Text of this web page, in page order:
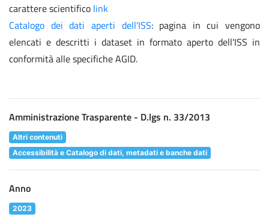
carattere scientifico link
Catalogo dei dati aperti dell'ISS: pagina in cui vengono
elencati e descritti i dataset in formato aperto dell'ISS in
conformità alle specifiche AGID.
Amministrazione Trasparente - D.lgs n. 33/2013
Altri contenuti
Accessibilità e Catalogo di dati, metadati e banche dati
Anno
2023